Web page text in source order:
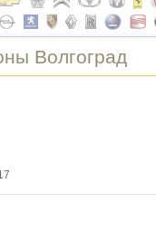
Волгоград